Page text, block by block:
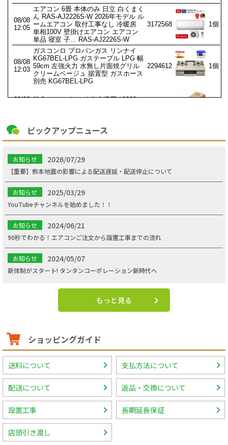
ピックアップニュース
お知らせ 2026/07/29
【重要】熊本地震の影響による配送遅延・配送停止について
お知らせ 2025/03/29
YouTubeチャンネルを始めました！！
お知らせ 2024/06/21
90秒でわかる！エアコンご注文から設置工事までの流れ
お知らせ 2024/05/07
新体制がスタート! タンタンコーポレーション新時代へ
もっと見る
ショッピングガイド
送料について 支払方法について
配送について 返品・交換について
設置工事 長期延長保証
店頭引き渡し